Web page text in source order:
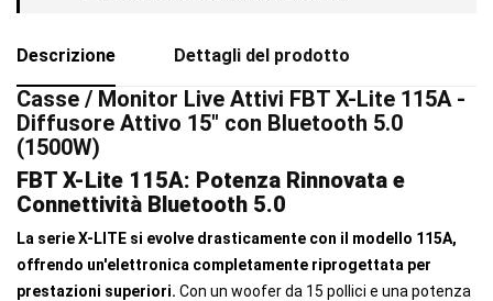
Descrizione Dettagli del prodotto
Casse / Monitor Live Attivi FBT X-Lite 115A -
Diffusore Attivo 15" con Bluetooth 5.0
(1500W)
FBT X-Lite 115A: Potenza Rinnovata e
Connettività Bluetooth 5.0
La serie X-LITE si evolve drasticamente con il modello 115A,
offrendo un'elettronica completamente riprogettata per
prestazioni superiori. Con un woofer da 15 pollici e una potenza